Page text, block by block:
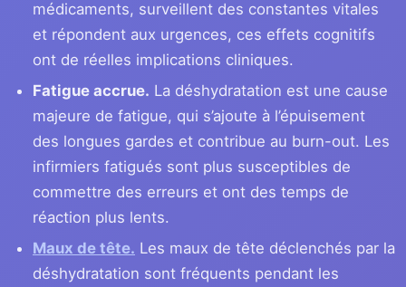
médicaments, surveillent des constantes vitales
et répondent aux urgences, ces effets cognitifs
ont de réelles implications cliniques.
Fatigue accrue. La déshydratation est une cause
majeure de fatigue, qui s’ajoute à l’épuisement
des longues gardes et contribue au burn-out. Les
infirmiers fatigués sont plus susceptibles de
commettre des erreurs et ont des temps de
réaction plus lents.
Maux de tête. Les maux de tête déclenchés par la
déshydratation sont fréquents pendant les